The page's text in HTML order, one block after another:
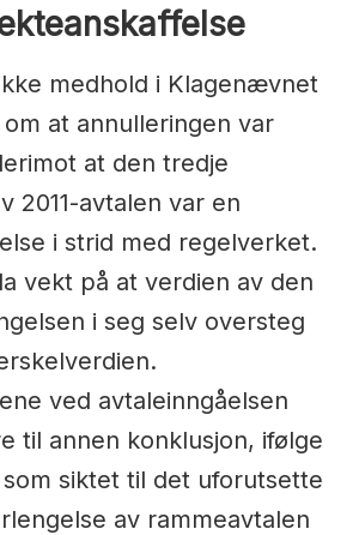
medhold i Klagenævnet
at annulleringen var
at den tredje
2011-avtalen var en
i strid med regelverket.
vekt på at verdien av den
i seg selv oversteg
ved avtaleinngåelsen
til annen konklusjon, ifølge
siktet til det uforutsette
av rammeavtalen